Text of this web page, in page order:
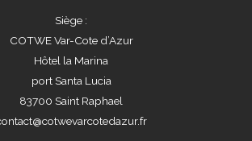
Siège :
COTWE Var-Cote d’Azur
Hôtel la Marina
port Santa Lucia
83700 Saint Raphael